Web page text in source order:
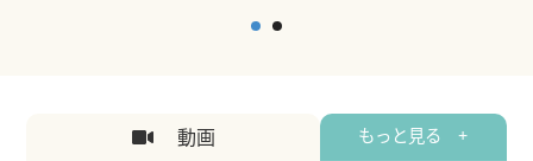
2026年5月12日
動画 もっと見る +